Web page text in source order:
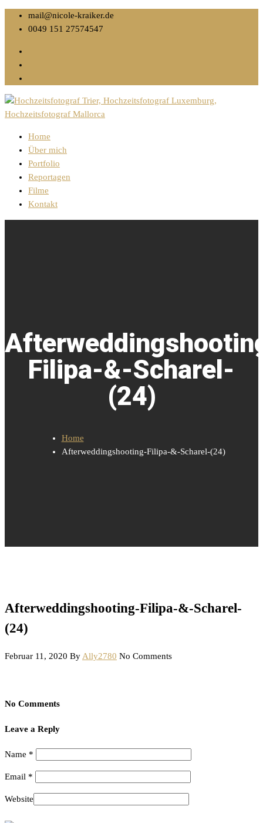
mail@nicole-kraiker.de
0049 151 27574547
Home
Über mich
Portfolio
Reportagen
Filme
Kontakt
Filipa-&-Scharel-
(24)
Home
Afterweddingshooting-Filipa-&-Scharel-(24)
Afterweddingshooting-Filipa-&-Scharel-
(24)
Februar 11, 2020 By Ally2780 No Comments
No Comments
Leave a Reply
Name *
Email *
Website